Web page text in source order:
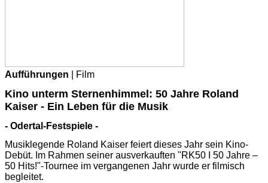
Aufführungen | Film
Kino unterm Sternenhimmel: 50 Jahre Roland
Kaiser - Ein Leben für die Musik
- Odertal-Festspiele -
Musiklegende Roland Kaiser feiert dieses Jahr sein Kino-
Debüt. Im Rahmen seiner ausverkauften "RK50 I 50 Jahre –
50 Hits!"-Tournee im vergangenen Jahr wurde er filmisch
begleitet.